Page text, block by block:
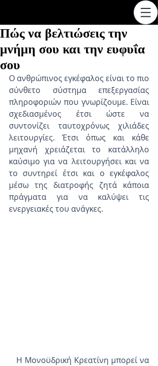
Πώς να βελτιώσεις την
μνήμη σου και την ευφυΐα
σου
Ο ανθρώπινος εγκέφαλος είναι το πιο
σύνθετο σύστημα επεξεργασίας
πληροφοριών που γνωρίζουμε. Είναι
σχεδιασμένος έτσι ώστε να
συντονίζει ταυτοχρόνως χιλιάδες
λειτουργίες. Έτσι όπως και κάθε
μηχανή χρειάζεται το κατάλληλο
καύσιμο για να λειτουργήσει και να
το συντηρεί έτσι και ο εγκέφαλος
μέσω της διατροφής ζητά κάποια
πράγματα για να καλύψει τις
ενεργειακές του ανάγκες.